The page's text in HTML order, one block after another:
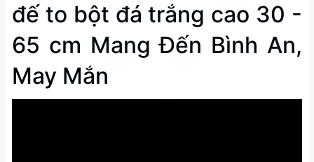
đế to bột đá trắng cao 30 -
65 cm Mang Đến Bình An,
May Mắn